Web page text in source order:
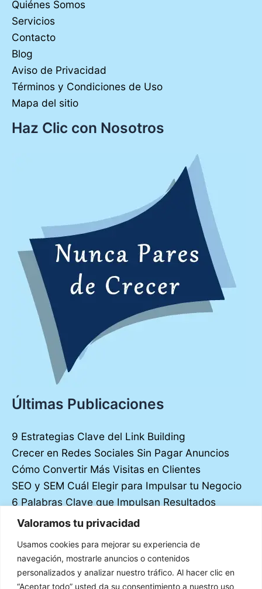
Valoramos tu privacidad
Usamos cookies para mejorar su experiencia de
navegación, mostrarle anuncios o contenidos
personalizados y analizar nuestro tráfico. Al hacer clic en
“Aceptar todo” usted da su consentimiento a nuestro uso
Quiénes Somos
Servicios
Contacto
Blog
Aviso de Privacidad
Términos y Condiciones de Uso
Mapa del sitio
Haz Clic con Nosotros
Últimas Publicaciones
9 Estrategias Clave del Link Building
Crecer en Redes Sociales Sin Pagar Anuncios
Cómo Convertir Más Visitas en Clientes
SEO y SEM Cuál Elegir para Impulsar tu Negocio
6 Palabras Clave que Impulsan Resultados
Los pilares del diseño UX UI moderno
Redes Sociales
8 Claves para un Sitio Web Impecable
10 Trucos Infalibles para Aumentar tus